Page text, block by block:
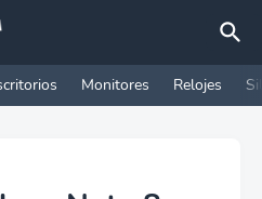
Monitores Relojes